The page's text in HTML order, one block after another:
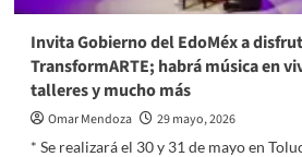
trabajo
discriminación,
seguros
e
igualitarios
Invita Gobierno del EdoMéx a
TransformARTE; habrá música en
talleres y mucho más
Omar Mendoza
29 mayo, 2026
* Se realizará el 30 y 31 de mayo en